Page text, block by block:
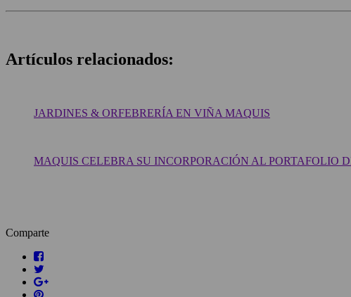
Artículos relacionados:
JARDINES & ORFEBRERÍA EN VIÑA MAQUIS
MAQUIS CELEBRA SU INCORPORACIÓN AL PORTAFOLIO
Comparte